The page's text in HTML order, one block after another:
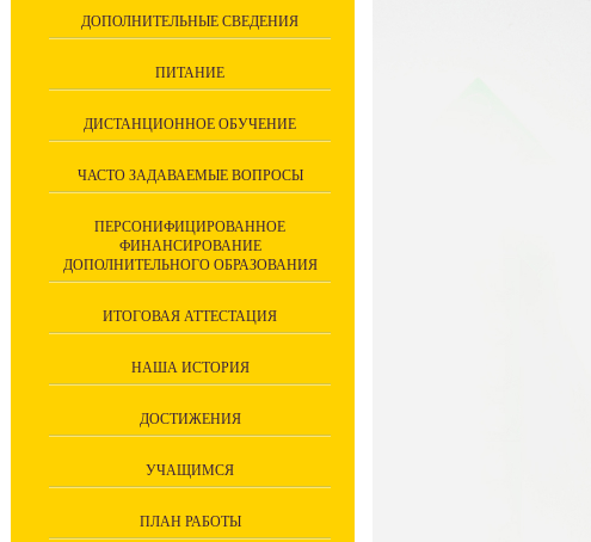
ДОПОЛНИТЕЛЬНЫЕ СВЕДЕНИЯ
ПИТАНИЕ
ДИСТАНЦИОННОЕ ОБУЧЕНИЕ
ЧАСТО ЗАДАВАЕМЫЕ ВОПРОСЫ
ПЕРСОНИФИЦИРОВАННОЕ
ФИНАНСИРОВАНИЕ
ДОПОЛНИТЕЛЬНОГО ОБРАЗОВАНИЯ
ИТОГОВАЯ АТТЕСТАЦИЯ
НАША ИСТОРИЯ
ДОСТИЖЕНИЯ
УЧАЩИМСЯ
ПЛАН РАБОТЫ